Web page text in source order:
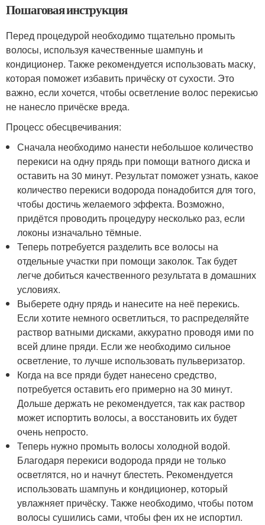
Пошаговая инструкция
Перед процедурой необходимо тщательно промыть
волосы, используя качественные шампунь и
кондиционер. Также рекомендуется использовать маску,
которая поможет избавить причёску от сухости. Это
важно, если хочется, чтобы осветление волос перекисью
не нанесло причёске вреда.
Процесс обесцвечивания:
Сначала необходимо нанести небольшое количество
перекиси на одну прядь при помощи ватного диска и
оставить на 30 минут. Результат поможет узнать, какое
количество перекиси водорода понадобится для того,
чтобы достичь желаемого эффекта. Возможно,
придётся проводить процедуру несколько раз, если
локоны изначально тёмные.
Теперь потребуется разделить все волосы на
отдельные участки при помощи заколок. Так будет
легче добиться качественного результата в домашних
условиях.
Выберете одну прядь и нанесите на неё перекись.
Если хотите немного осветлиться, то распределяйте
раствор ватными дисками, аккуратно проводя ими по
всей длине пряди. Если же необходимо сильное
осветление, то лучше использовать пульверизатор.
Когда на все пряди будет нанесено средство,
потребуется оставить его примерно на 30 минут.
Дольше держать не рекомендуется, так как раствор
может испортить волосы, а восстановить их будет
очень непросто.
Теперь нужно промыть волосы холодной водой.
Благодаря перекиси водорода пряди не только
осветлятся, но и начнут блестеть. Рекомендуется
использовать шампунь и кондиционер, который
увлажняет причёску. Также необходимо, чтобы потом
волосы сушились сами, чтобы фен их не испортил.